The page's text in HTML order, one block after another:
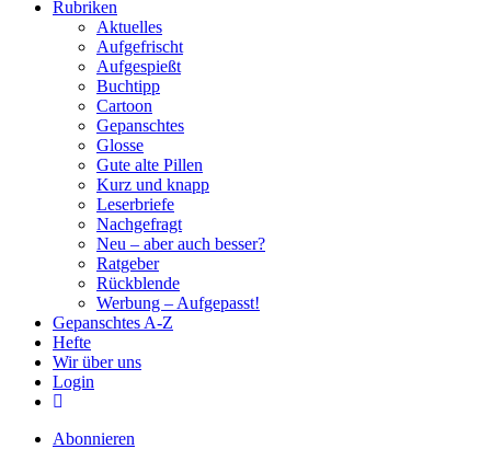
Rubriken
Aktuelles
Aufgefrischt
Aufgespießt
Buchtipp
Cartoon
Gepanschtes
Glosse
Gute alte Pillen
Kurz und knapp
Leserbriefe
Nachgefragt
Neu – aber auch besser?
Ratgeber
Rückblende
Werbung – Aufgepasst!
Gepanschtes A-Z
Hefte
Wir über uns
Login
Abonnieren